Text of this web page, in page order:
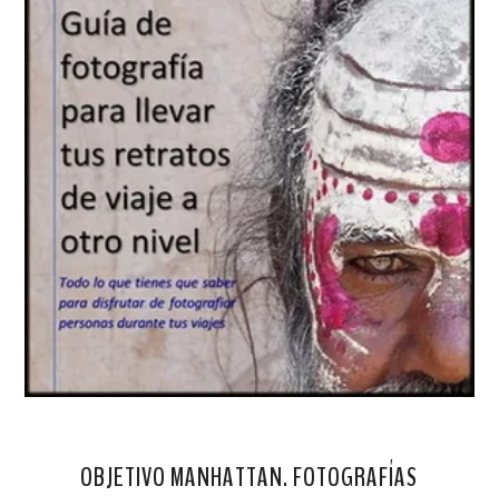
OBJETIVO MANHATTAN. FOTOGRAFÍAS